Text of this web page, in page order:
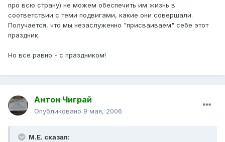
про всю страну) не можем обеспечить им жизнь в
соответствии с теми подвигами, какие они совершали.
Получается, что мы незаслуженно "присваиваем" себе этот
праздник.
Но все равно - с праздником!
Антон Чиграй
Опубликовано 9 мая, 2006
М.Е. сказал: